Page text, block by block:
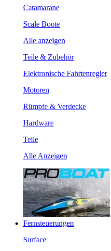
Catamarane
Scale Boote
Alle anzeigen
Teile & Zubehör
Elektronische Fahrtenregler
Motoren
Rümpfe & Verdecke
Hardware
Teile
Alle Anzeigen
Fernsteuerungen
Surface